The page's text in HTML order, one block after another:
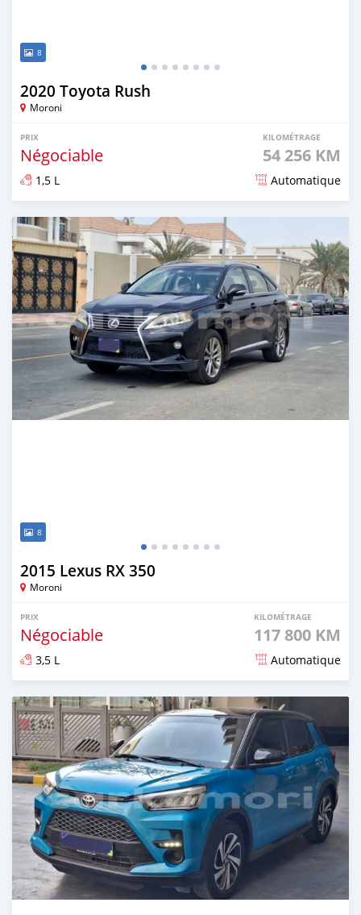
8
2020 Toyota Rush
Moroni
PRIX
Négociable
KILOMÉTRAGE
54 256 KM
1,5 L Automatique
Publié il y a 8 mois
8
2015 Lexus RX 350
Moroni
PRIX
Négociable
KILOMÉTRAGE
117 800 KM
3,5 L Automatique
Publié il y a 8 mois